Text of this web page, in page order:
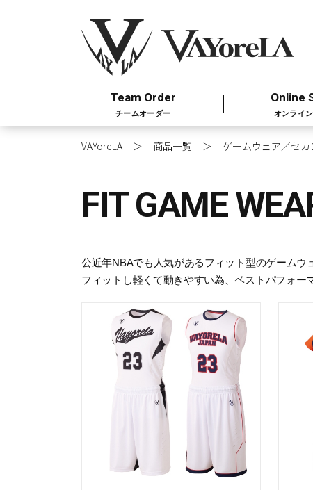
Team Order
チームオーダー
Online
オンライ
VAYoreLA 商品一覧 ゲームウェア／セカ
FIT GAME
公近年NBAでも人気があるフィット型のゲーム
フィットし軽くて動きやすい為、ベストパフォー